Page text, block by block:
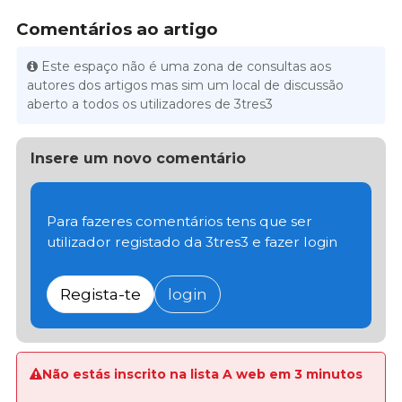
Comentários ao artigo
Este espaço não é uma zona de consultas aos
autores dos artigos mas sim um local de discussão
aberto a todos os utilizadores de 3tres3
Insere um novo comentário
Para fazeres comentários tens que ser
utilizador registado da 3tres3 e fazer login
Regista-te login
Não estás inscrito na lista A web em 3 minutos